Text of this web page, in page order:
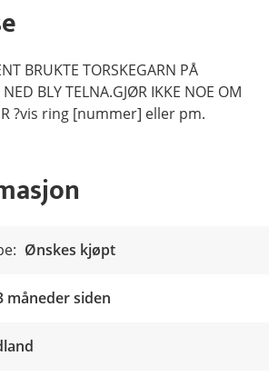
BRUKTE TORSKEGARN PÅ
BLY TELNA.GJØR IKKE NOE OM
?vis ring [nummer] eller pm.
Ønskes kjøpt
måneder siden